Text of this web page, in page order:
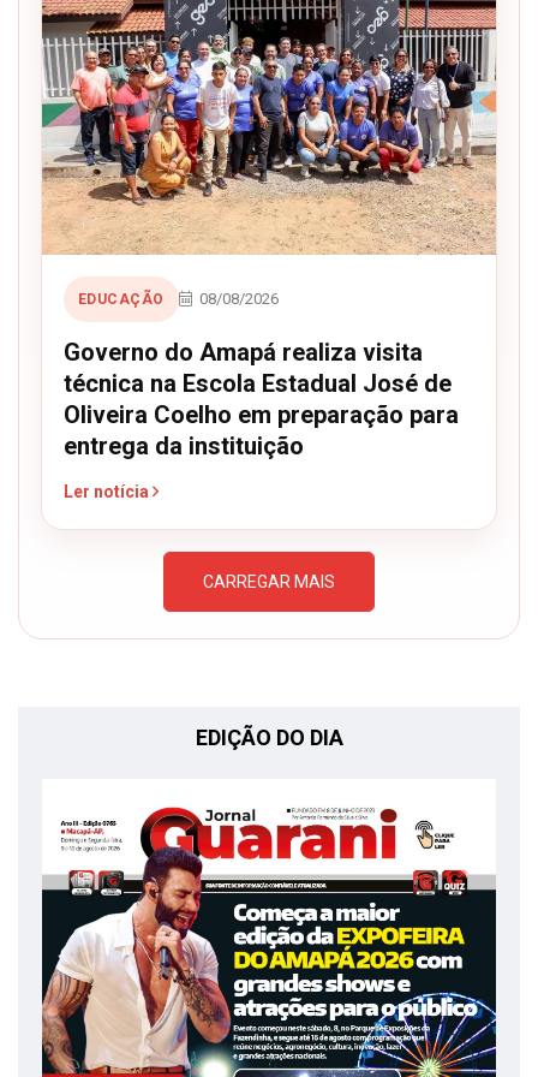
EDUCAÇÃO 08/08/2026
Governo do Amapá realiza visita
técnica na Escola Estadual José de
Oliveira Coelho em preparação para
entrega da instituição
Ler notícia
CARREGAR MAIS
EDIÇÃO DO DIA